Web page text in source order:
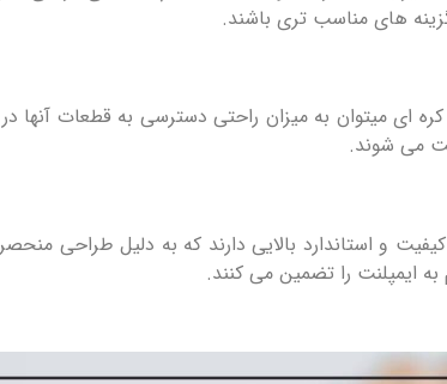
های مناسب تری باشند.
ای میتوان به میزان راحتی دسترسی به قطعات آنها
می شوند.
و استاندارد بالایی دارند که به دلیل طراحی
ایمپلنت را تضمین می کنند.